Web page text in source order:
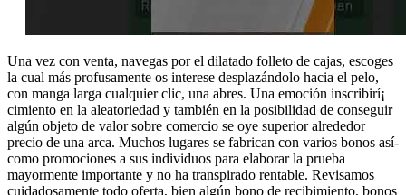
Una vez con venta, navegas por el dilatado folleto de cajas, escoges
la cual más profusamente os interese desplazándolo hacia el pelo,
con manga larga cualquier clic, una abres. Una emoción inscribirí¡
cimiento en la aleatoriedad y también en la posibilidad de conseguir
algún objeto de valor sobre comercio se oye superior alrededor
precio de una arca. Muchos lugares se fabrican con varios bonos así­
como promociones a sus individuos para elaborar la prueba
mayormente importante y no ha transpirado rentable. Revisamos
cuidadosamente todo oferta, bien algún bono de recibimiento, bonos